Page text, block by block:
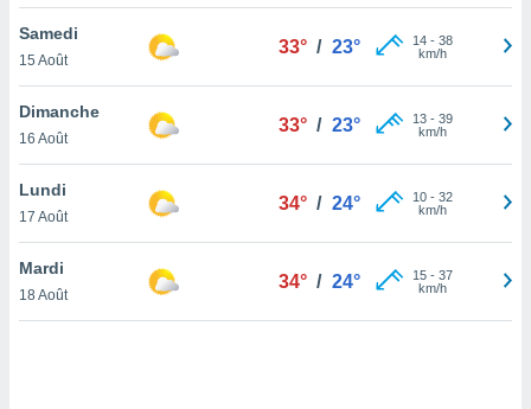
votre
à
en
le
Samedi
15 Août
33° / 23° 14- 38
km/h
Dimanche
16 Août
33° / 23° 13- 39
km/h
Lundi
17 Août
34° / 24° 10- 32
km/h
Mardi
18 Août
34° / 24° 15- 37
km/h